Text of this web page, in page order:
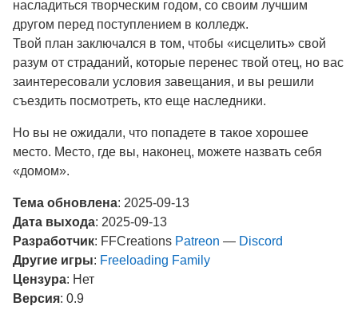
насладиться творческим годом, со своим лучшим
другом перед поступлением в колледж.
Твой план заключался в том, чтобы «исцелить» свой
разум от страданий, которые перенес твой отец, но вас
заинтересовали условия завещания, и вы решили
съездить посмотреть, кто еще наследники.
Но вы не ожидали, что попадете в такое хорошее
место. Место, где вы, наконец, можете назвать себя
«домом».​
Тема обновлена: 2025-09-13
Дата выхода: 2025-09-13
Разработчик: FFCreations Patreon — Discord
Другие игры: Freeloading Family
Цензура: Нет
Версия: 0.9